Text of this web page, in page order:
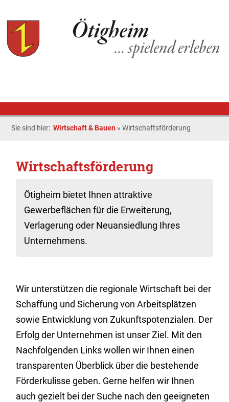
Sie sind hier:Wirtschaft & Bauen »Wirtschaftsförderung
Wirtschaftsförderung
Ötigheim bietet Ihnen attraktive
Gewerbeflächen für die Erweiterung,
Verlagerung oder Neuansiedlung Ihres
Unternehmens.
Wir unterstützen die regionale Wirtschaft bei der
Schaffung und Sicherung von Arbeitsplätzen
sowie Entwicklung von Zukunftspotenzialen. Der
Erfolg der Unternehmen ist unser Ziel. Mit den
Nachfolgenden Links wollen wir Ihnen einen
transparenten Überblick über die bestehende
Förderkulisse geben. Gerne helfen wir Ihnen
auch gezielt bei der Suche nach den geeigneten